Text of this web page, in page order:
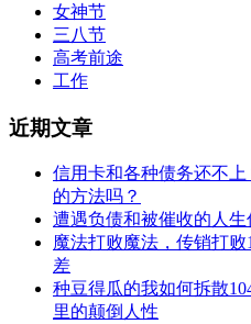
女神节
三八节
高考前途
工作
近期文章
信用卡和各种债务还不
的方法吗？
遭遇负债和被催收的人
魔法打败魔法，传销打
差
种豆得瓜的我如何拆散
里的颠倒人性